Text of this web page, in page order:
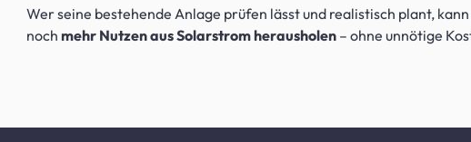
Wer seine bestehende Anlage prüfen lässt und realistisch plant,
noch mehr Nutzen aus Solarstrom herausholen – ohne unnötige